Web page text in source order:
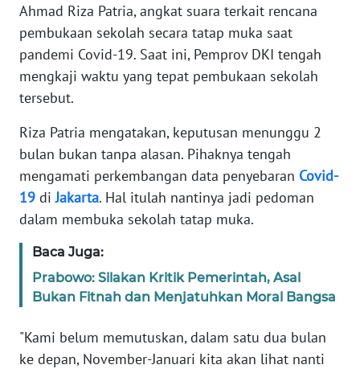
Ahmad Riza Patria, angkat suara terkait rencana
pembukaan sekolah secara tatap muka saat
pandemi Covid-19. Saat ini, Pemprov DKI tengah
mengkaji waktu yang tepat pembukaan sekolah
tersebut.
Riza Patria mengatakan, keputusan menunggu 2
bulan bukan tanpa alasan. Pihaknya tengah
mengamati perkembangan data penyebaran Covid-
19 diJakarta. Hal itulah nantinya jadi pedoman
dalam membuka sekolah tatap muka.
Baca Juga:
Prabowo: Silakan Kritik Pemerintah, Asal
Bukan Fitnah dan Menjatuhkan Moral Bangsa
"Kami belum memutuskan, dalam satu dua bulan
ke depan, November-Januari kita akan lihat nanti
EDITORIAL
Informasi
INDEKS
KONTAK
KAMI
INFO
TENTANG
KAMI
PEDOMAN
MEDIA